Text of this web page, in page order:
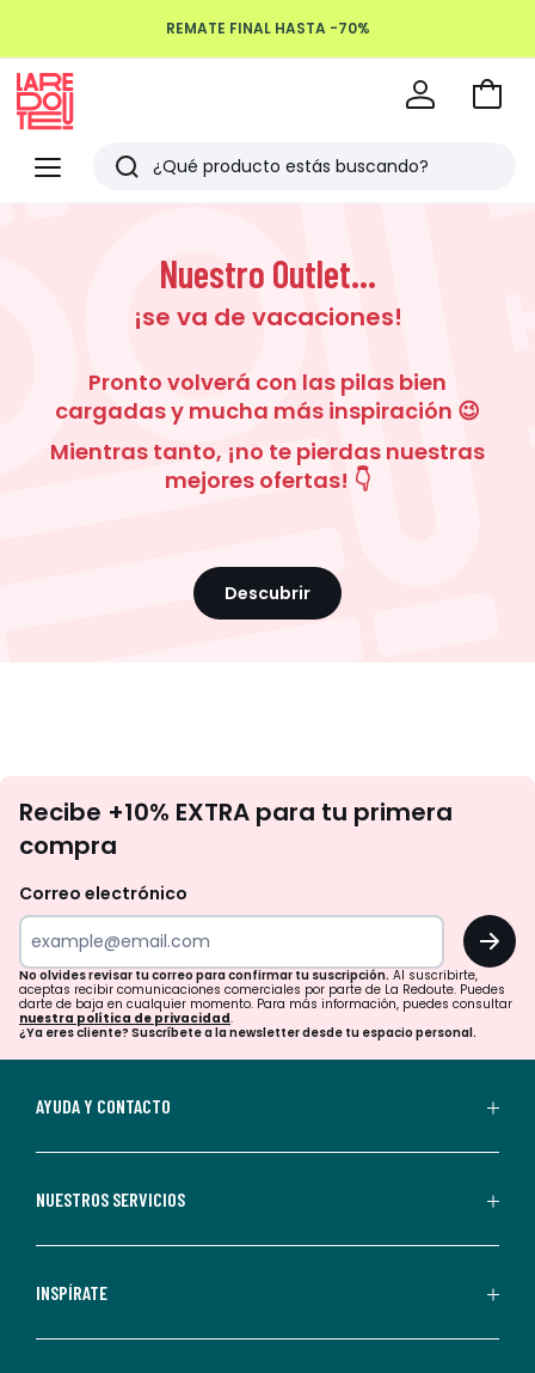
REMATE FINAL HASTA -70%
Menu
Redoute
Buscar
Últimos
vistos
Ir
Nuestro Outlet...
¡se va de vacaciones!
Pronto volverá con las pilas bien
cargadas y mucha más inspiración 😉
Mientras tanto, ¡no te pierdas nuestras
mejores ofertas! 👇
Descubrir
te
tu
para
confirmar
tu
suscripción.
aceptas
comerciales
personalizadas
parte
Recibe +10% EXTRA para tu primera
compra
Correo electrónico
OK
No olvides revisar tu correo para confirmar tu suscripción. Al suscribirte,
aceptas recibir comunicaciones comerciales por parte de La Redoute. Puedes
darte de baja en cualquier momento. Para más información, puedes consultar
nuestra política de privacidad.
¿Ya eres cliente? Suscríbete a la newsletter desde tu espacio personal.
AYUDA Y CONTACTO
NUESTROS SERVICIOS
INSPÍRATE